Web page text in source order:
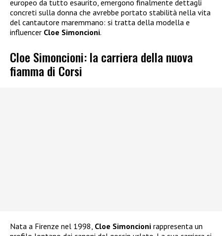
europeo da tutto esaurito, emergono finalmente dettagli
concreti sulla donna che avrebbe portato stabilità nella vita
del cantautore maremmano: si tratta della modella e
influencer Cloe Simoncioni.
Cloe Simoncioni: la carriera della nuova
fiamma di Corsi
Nata a Firenze nel 1998, Cloe Simoncioni rappresenta un